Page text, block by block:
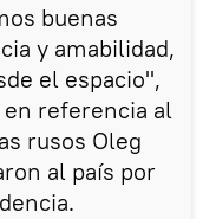
buenas
y amabilidad,
el espacio",
referencia al
rusos Oleg
al país por